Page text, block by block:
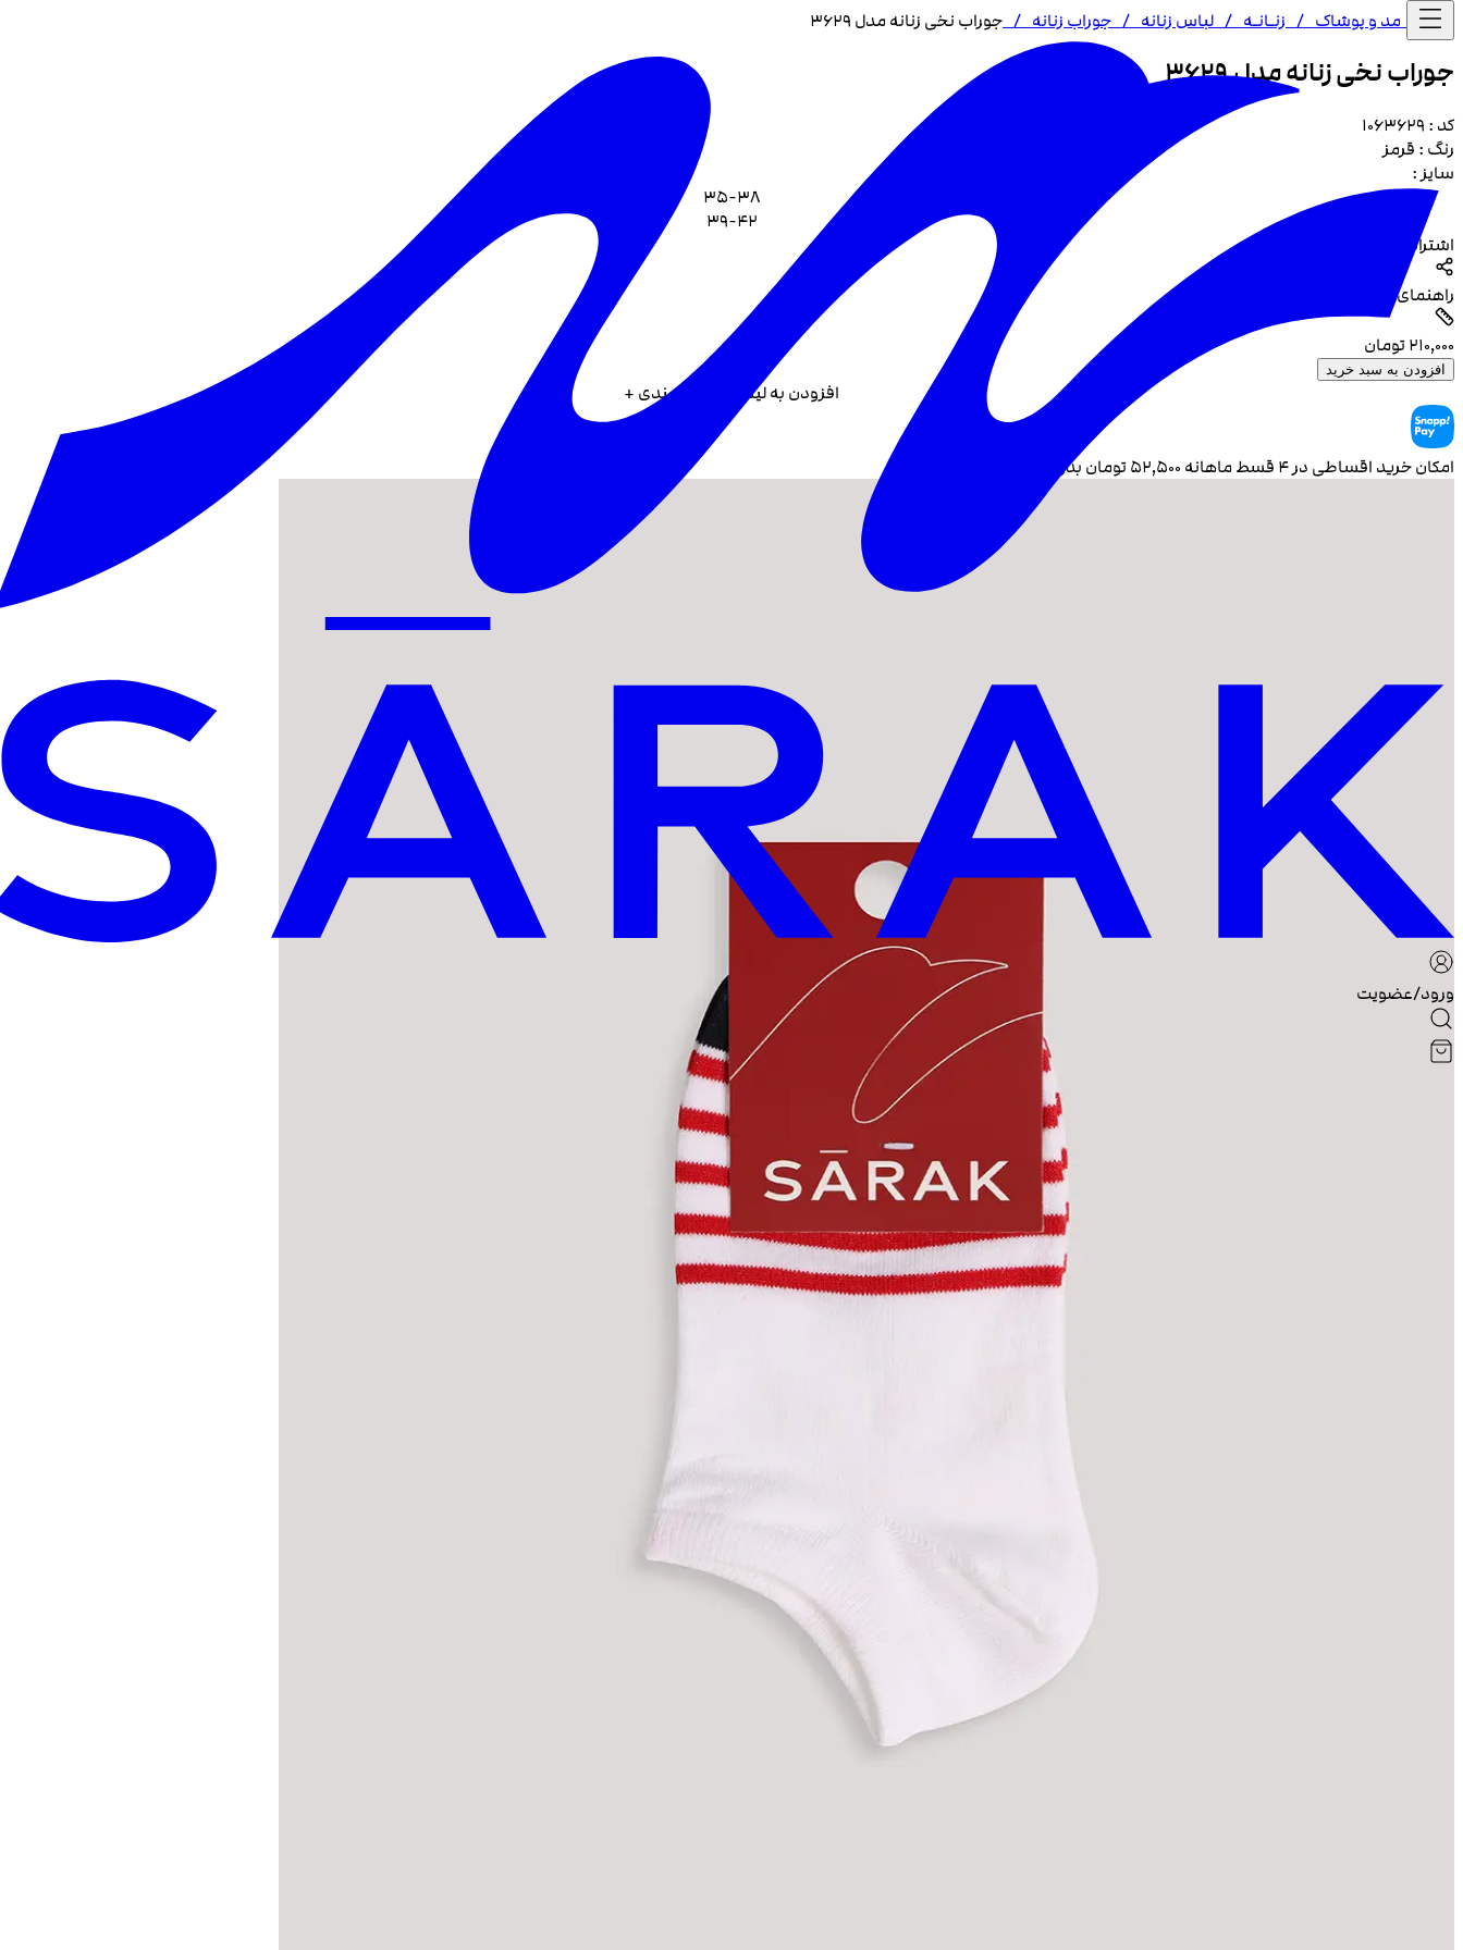
ورود/عضویت
خانه / مد و پوشاک / زنـا‌نـه / لباس زنانه / جوراب زنانه / جوراب نخی زنانه مدل 3629
جوراب نخی زنانه مدل 3629
کد : 1063629
رنگ : قرمز
سایز :
35-38
39-42
اشتراک گذاری
راهنمای سایز
۲۱۰٬۰۰۰تومان
افزودن به سبد خرید
افزودن به لیست علاقه مندی +
امکان خرید اقساطی در ۴ قسط ماهانه ۵۲٬۵۰۰تومان بدون سود و چک